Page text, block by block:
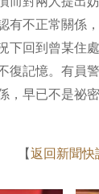
有不正常關係
下回到曾某住
復記憶。有員
，早已不是祕密
【返回新聞快